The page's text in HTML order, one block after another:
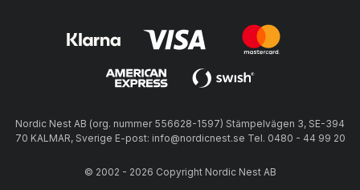
Nordic Nest AB (org. nummer 556628-1597) Stämpelvägen 3, SE-394
70 KALMAR, Sverige E-post: info@nordicnest.se Tel. 0480 - 44 99 20
© 2002 - 2026 Copyright Nordic Nest AB